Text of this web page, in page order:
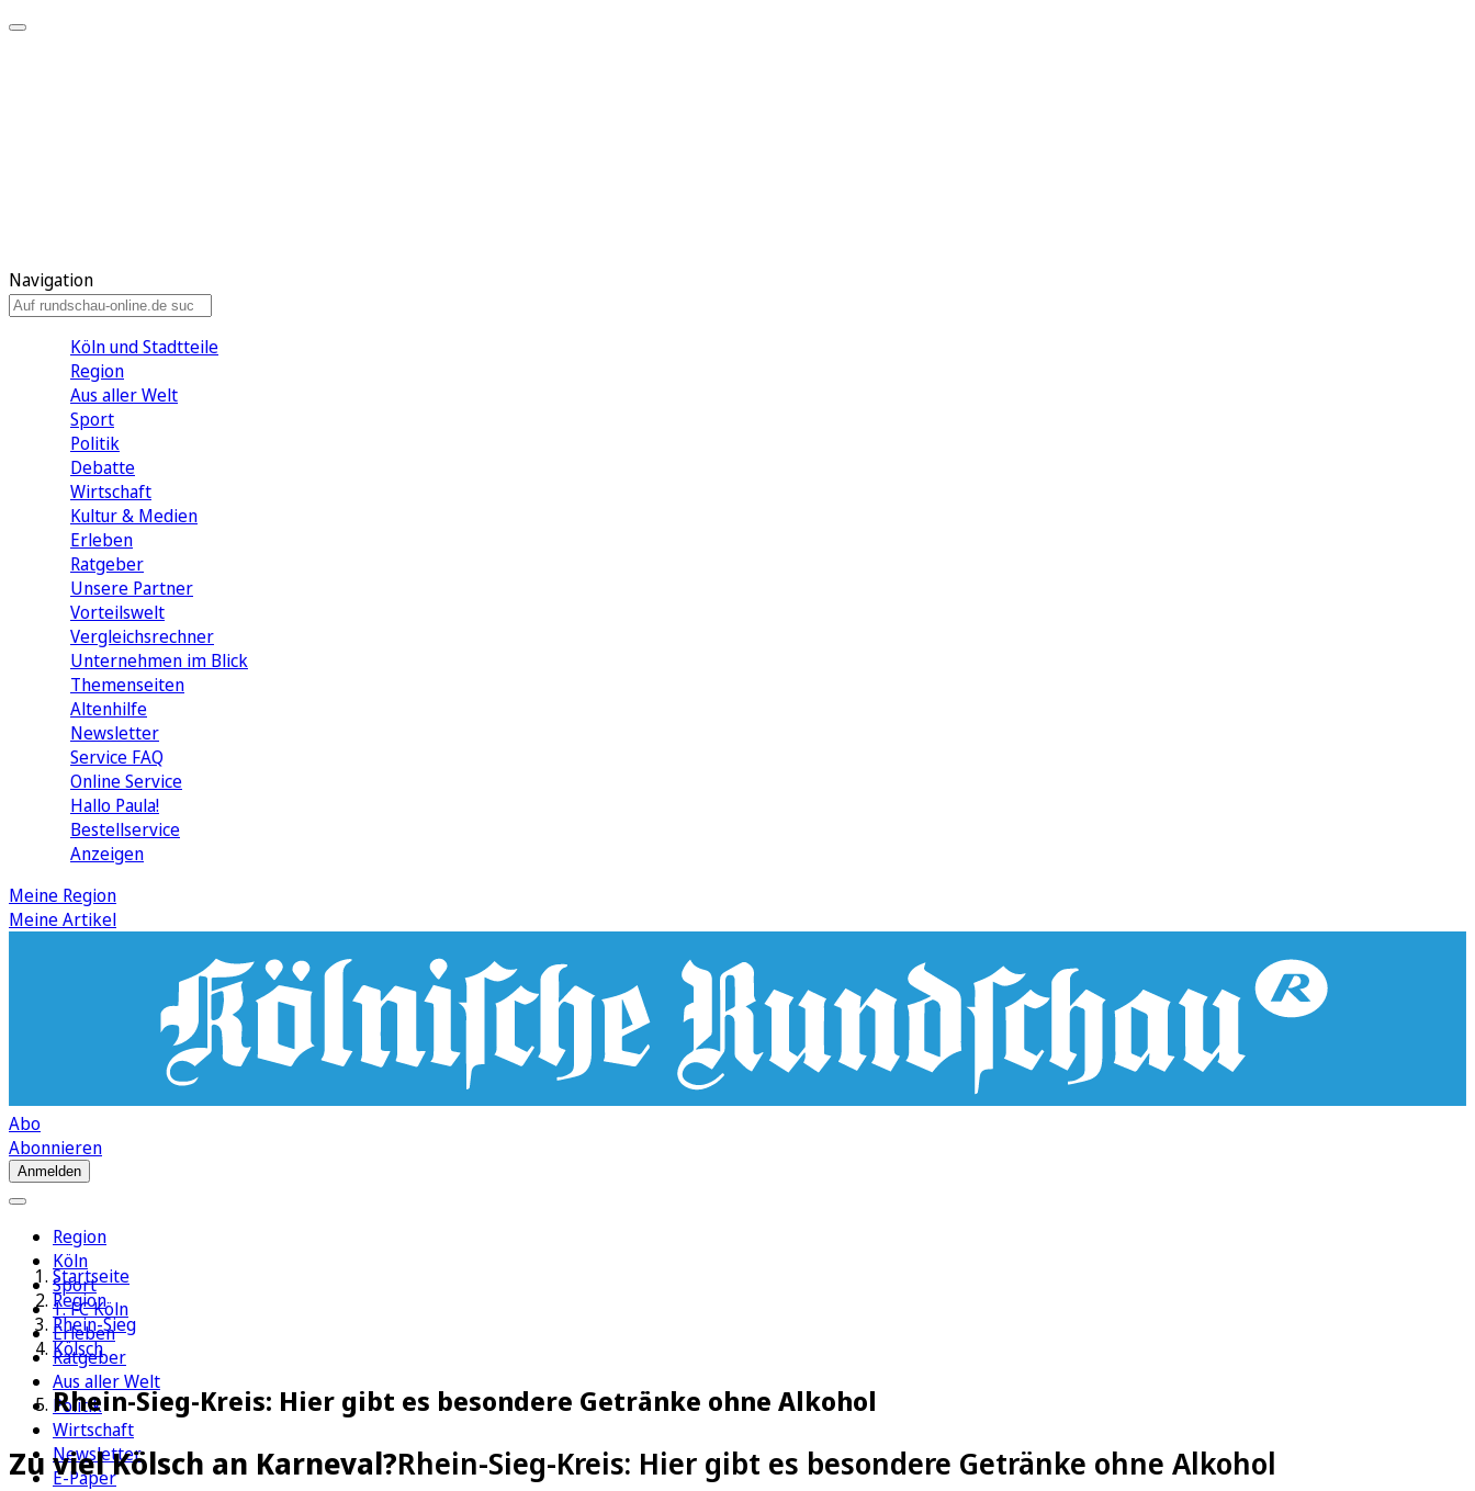
Navigation
Köln und Stadtteile
Region
Aus aller Welt
Sport
Politik
Debatte
Wirtschaft
Kultur & Medien
Erleben
Ratgeber
Unsere Partner
Vorteilswelt
Vergleichsrechner
Unternehmen im Blick
Themenseiten
Altenhilfe
Newsletter
Service FAQ
Online Service
Hallo Paula!
Bestellservice
Anzeigen
Meine Region
Meine Artikel
Abo
Abonnieren
Anmelden
Region
Köln
Sport
1. FC Köln
Erleben
Ratgeber
Aus aller Welt
Politik
Wirtschaft
Newsletter
E-Paper
Startseite
Region
Rhein-Sieg
Kölsch
Rhein-Sieg-Kreis: Hier gibt es besondere Getränke ohne Alkohol
Zu viel Kölsch an Karneval?Rhein-Sieg-Kreis: Hier gibt es besondere Getränke ohne Alkohol